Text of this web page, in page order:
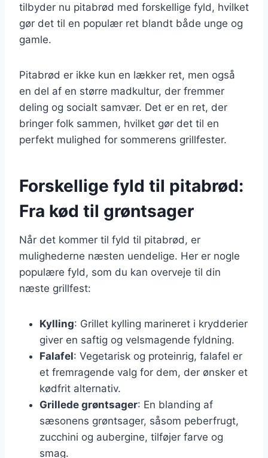
tilbyder nu pitabrød med forskellige fyld, hvilket
gør det til en populær ret blandt både unge og
gamle.
Pitabrød er ikke kun en lækker ret, men også
en del af en større madkultur, der fremmer
deling og socialt samvær. Det er en ret, der
bringer folk sammen, hvilket gør det til en
perfekt mulighed for sommerens grillfester.
Forskellige fyld til pitabrød:
Fra kød til grøntsager
Når det kommer til fyld til pitabrød, er
mulighederne næsten uendelige. Her er nogle
populære fyld, som du kan overveje til din
næste grillfest:
Kylling: Grillet kylling marineret i krydderier
giver en saftig og velsmagende fyldning.
Falafel: Vegetarisk og proteinrig, falafel er
et fremragende valg for dem, der ønsker et
kødfrit alternativ.
Grillede grøntsager: En blanding af
sæsonens grøntsager, såsom peberfrugt,
zucchini og aubergine, tilføjer farve og
smag.